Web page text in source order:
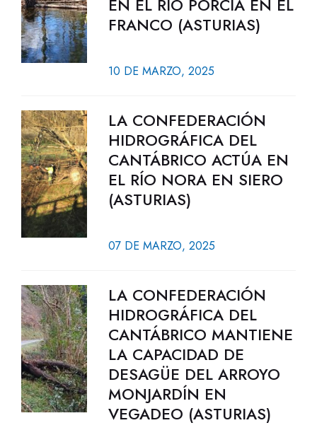
EN EL RÍO PORCÍA EN EL
FRANCO (ASTURIAS)
10 DE MARZO, 2025
LA CONFEDERACIÓN
HIDROGRÁFICA DEL
CANTÁBRICO ACTÚA EN
EL RÍO NORA EN SIERO
(ASTURIAS)
07 DE MARZO, 2025
LA CONFEDERACIÓN
HIDROGRÁFICA DEL
CANTÁBRICO MANTIENE
LA CAPACIDAD DE
DESAGÜE DEL ARROYO
MONJARDÍN EN
VEGADEO (ASTURIAS)